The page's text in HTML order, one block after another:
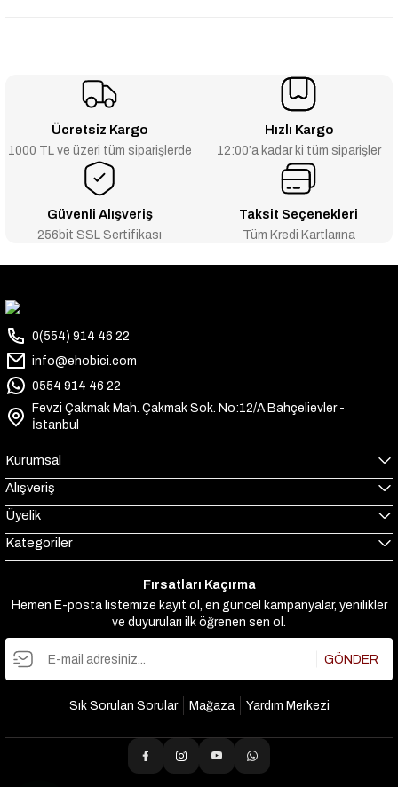
Ücretsiz Kargo
1000 TL ve üzeri tüm siparişlerde
Hızlı Kargo
12:00’a kadar ki tüm siparişler
Güvenli Alışveriş
256bit SSL Sertifikası
Taksit Seçenekleri
Tüm Kredi Kartlarına
0(554) 914 46 22
info@ehobici.com
0554 914 46 22
Fevzi Çakmak Mah. Çakmak Sok. No:12/A Bahçelievler -
İstanbul
Kurumsal
Alışveriş
Üyelik
Kategoriler
Fırsatları Kaçırma
Hemen E-posta listemize kayıt ol, en güncel kampanyalar, yenilikler
ve duyuruları ilk öğrenen sen ol.
GÖNDER
Sık Sorulan Sorular Mağaza Yardım Merkezi